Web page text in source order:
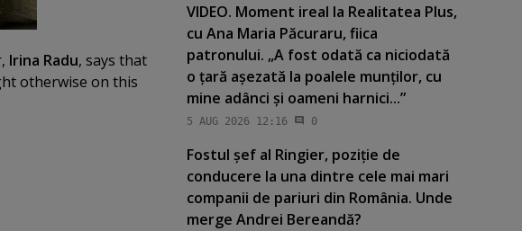
Irina Radu, says that
otherwise on this
VIDEO. Moment ireal la Realitatea Plus,
cu Ana Maria Păcuraru, fiica
patronului. „A fost odată ca niciodată
o ţară aşezată la poalele munţilor, cu
mine adânci şi oameni harnici...”
5 AUG 2026 12:16 0
Fostul şef al Ringier, poziţie de
conducere la una dintre cele mai mari
companii de pariuri din România. Unde
merge Andrei Bereandă?